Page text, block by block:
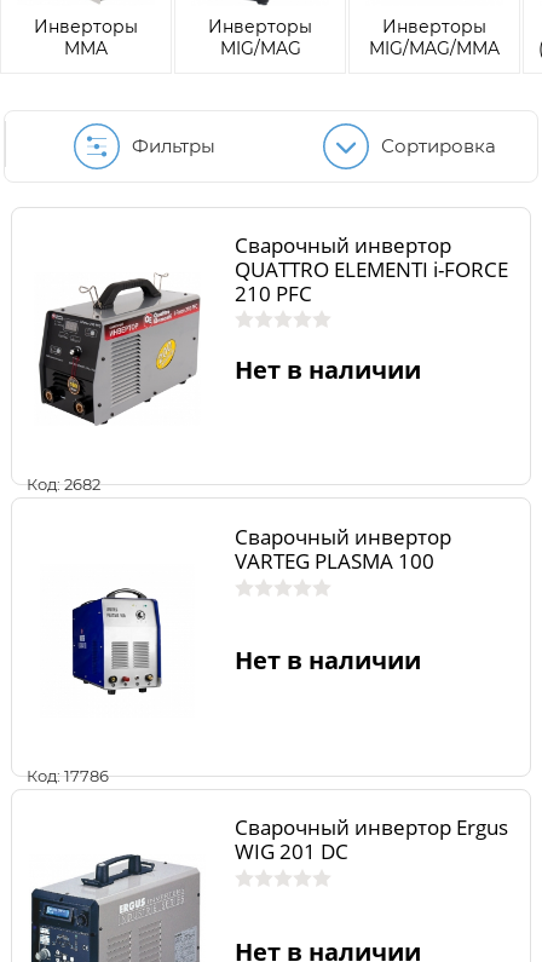
Инверторы
MMA
Инверторы
MIG/MAG
Инверторы
MIG/MAG/MMA
Фильтры Сортировка
Код: 2682
Сварочный инвертор
QUATTRO ELEMENTI i-FORCE
210 PFC
Нет в наличии
Код: 17786
Сварочный инвертор
VARTEG PLASMA 100
Нет в наличии
Сварочный инвертор Ergus
WIG 201 DC
Нет в наличии